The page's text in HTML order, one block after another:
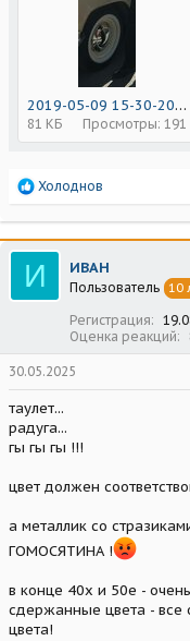
2019-05-09 15-30-20_13-32-03.jpg
81 КБ Просмотры: 191
Р
а
к
ц
и
и
Холоднов
И ИВАН
Пользователь 10
Регистрация
Оценка реакций
30.05.2025
таулет...
радуга...
гы гы гы !!!
цвет должен
а металлик со
ГОМОСЯТИНА !
в конце 40х и 50е -
сдержанные цвета - все
цвета!